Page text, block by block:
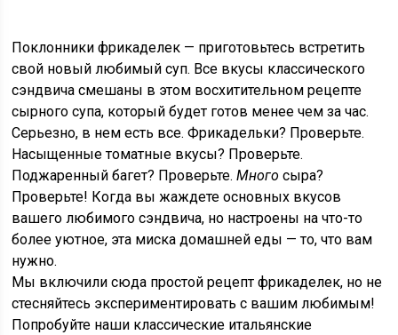
Поклонники фрикаделек — приготовьтесь встретить
свой новый любимый суп. Все вкусы классического
сэндвича смешаны в этом восхитительном рецепте
сырного супа, который будет готов менее чем за час.
Серьезно, в нем есть все. Фрикадельки? Проверьте.
Насыщенные томатные вкусы? Проверьте.
Поджаренный багет? Проверьте.Много сыра?
Проверьте! Когда вы жаждете основных вкусов
вашего любимого сэндвича, но настроены на что-то
более уютное, эта миска домашней еды — то, что вам
нужно.
Мы включили сюда простой рецепт фрикаделек, но не
стесняйтесь экспериментировать с вашим любимым!
Попробуйте наши классические итальянские